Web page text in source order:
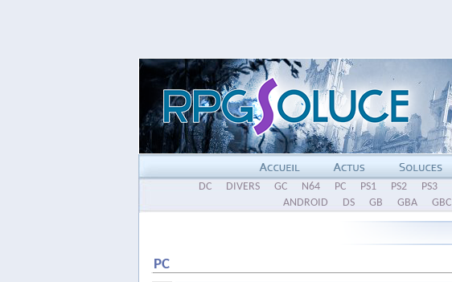
DC DIVERS GC N64 PC PS1 PS2 PS3
ANDROID
DS GB GBA GBC
PC